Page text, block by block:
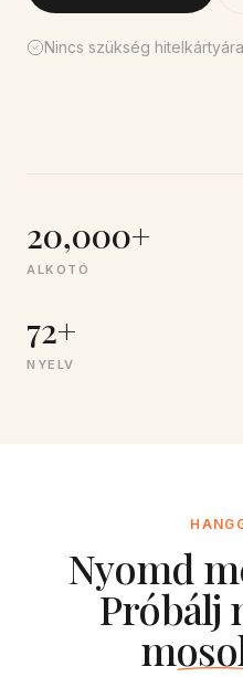
Nincs szükség hitelkártyára
20,000+
ALKOTÓ
72+
NYELV
Nyomd
Próbálj